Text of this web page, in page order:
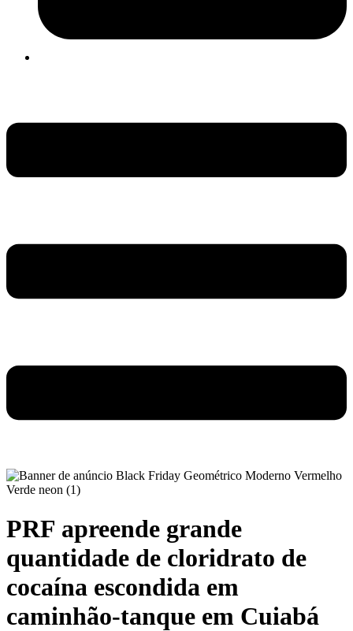
PRF apreende grande
quantidade de cloridrato de
cocaína escondida em
caminhão-tanque em Cuiabá